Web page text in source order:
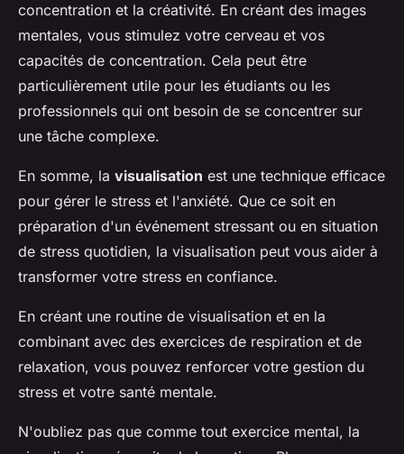
concentration et la créativité. En créant des images
mentales, vous stimulez votre cerveau et vos
capacités de concentration. Cela peut être
particulièrement utile pour les étudiants ou les
professionnels qui ont besoin de se concentrer sur
une tâche complexe.
En somme, la visualisation est une technique efficace
pour gérer le stress et l'anxiété. Que ce soit en
préparation d'un événement stressant ou en situation
de stress quotidien, la visualisation peut vous aider à
transformer votre stress en confiance.
En créant une routine de visualisation et en la
combinant avec des exercices de respiration et de
relaxation, vous pouvez renforcer votre gestion du
stress et votre santé mentale.
N'oubliez pas que comme tout exercice mental, la